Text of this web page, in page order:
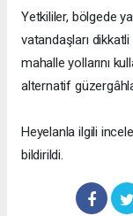
Yetkililer, bölgede
vatandaşları dikkatli
mahalle yollarını
alternatif
Heyelanla ilgili
bildirildi.